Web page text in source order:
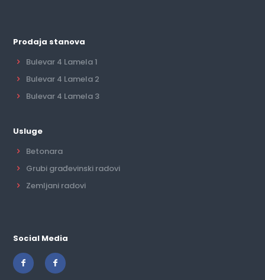
Prodaja stanova
Bulevar 4 Lamela 1
Bulevar 4 Lamela 2
Bulevar 4 Lamela 3
Usluge
Betonara
Grubi građevinski radovi
Zemljani radovi
Social Media